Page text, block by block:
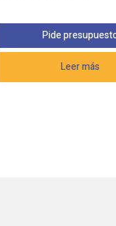
Leer más
Pide